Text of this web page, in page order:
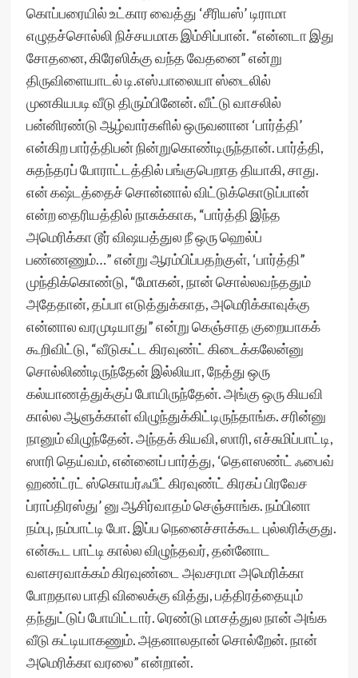
கொப்பரையில் உட்கார வைத்து ‘சீரியஸ்’ டிராமா
எழுதச்சொல்லி நிச்சயமாக இம்சிப்பான். “என்னடா இது
சோதனை, கிரேஸிக்கு வந்த வேதனை” என்று
திருவிளையாடல் டி.எஸ்.பாலையா ஸ்டைலில்
முனகியபடி வீடு திரும்பினேன். வீட்டு வாசலில்
பன்னிரண்டு ஆழ்வார்களில் ஒருவனான ‘பார்த்தி’
என்கிற பார்த்திபன் நின்றுகொண்டிருந்தான். பார்த்தி,
சுதந்தரப் போராட்டத்தில் பங்குபெறாத தியாகி, சாது.
என் கஷ்டத்தைச் சொன்னால் விட்டுக்கொடுப்பான்
என்ற தைரியத்தில் நாசுக்காக, “பார்த்தி இந்த
அமெரிக்கா டூர் விஷயத்துல நீ ஒரு ஹெல்ப்
பண்ணணும்…” என்று ஆரம்பிப்பதற்குள், ‘பார்த்தி”
முந்திக்கொண்டு, “மோகன், நான் சொல்லவந்ததும்
அதேதான், தப்பா எடுத்துக்காத, அமெரிக்காவுக்கு
என்னால வரமுடியாது” என்று கெஞ்சாத குறையாகக்
கூறிவிட்டு, “வீடுகட்ட கிரவுண்ட் கிடைக்கலேன்னு
சொல்லிண்டிருந்தேன் இல்லியா, நேத்து ஒரு
கல்யாணத்துக்குப் போயிருந்தேன். அங்கு ஒரு கியவி
கால்ல ஆளுக்காள் விழுந்துக்கிட்டிருந்தாங்க. சரின்னு
நானும் விழுந்தேன். அந்தக் கியவி, ஸாரி, எச்சுமிப்பாட்டி,
ஸாரி தெய்வம், என்னைப் பார்த்து, ‘தௌஸண்ட் ஃபைவ்
ஹண்ட்ரட் ஸ்கொயர்ஃபீட் கிரவுண்ட் கிரகப் பிரவேச
ப்ராப்திரஸ்து’ னு ஆசிர்வாதம் செஞ்சாங்க. நம்பினா
நம்பு, நம்பாட்டி போ. இப்ப நெனைச்சாக்கூட புல்லரிக்குது.
என்கூட பாட்டி கால்ல விழுந்தவர், தன்னோட
வளசரவாக்கம் கிரவுண்டை அவசரமா அமெரிக்கா
போறதால பாதி விலைக்கு வித்து, பத்திரத்தையும்
தந்துட்டுப் போயிட்டார். ரெண்டு மாசத்துல நான் அங்க
வீடு கட்டியாகணும். அதனாலதான் சொல்றேன். நான்
அமெரிக்கா வரலை” என்றான்.